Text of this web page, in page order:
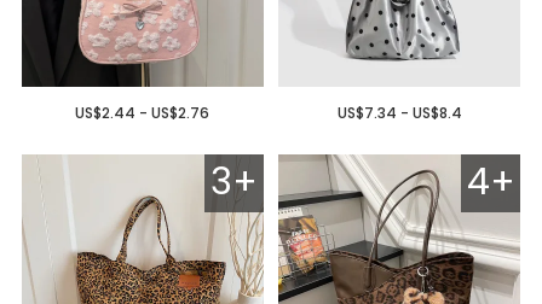
US$2.44 - US$2.76 US$7.34 - US$8.4
3+ 4+